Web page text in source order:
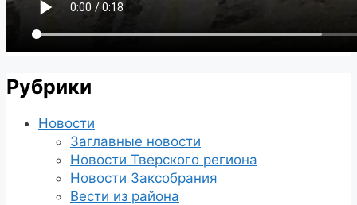
Рубрики
Новости
Заглавные новости
Новости Тверского региона
Новости Заксобрания
Вести из района